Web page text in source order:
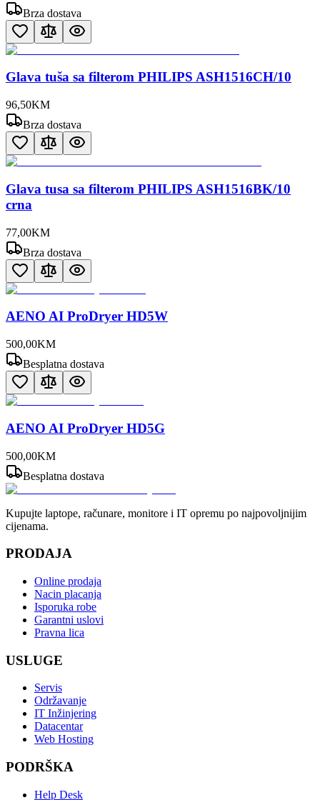
Brza dostava
Glava tuša sa filterom PHILIPS ASH1516CH/10
96,50KM
Brza dostava
Glava tusa sa filterom PHILIPS ASH1516BK/10
crna
77,00KM
Brza dostava
AENO AI ProDryer HD5W
500,00KM
Besplatna dostava
AENO AI ProDryer HD5G
500,00KM
Besplatna dostava
Kupujte laptope, računare, monitore i IT opremu po najpovoljnijim
cijenama.
PRODAJA
Online prodaja
Nacin placanja
Isporuka robe
Garantni uslovi
Pravna lica
USLUGE
Servis
Održavanje
IT Inžinjering
Datacentar
Web Hosting
PODRŠKA
Help Desk